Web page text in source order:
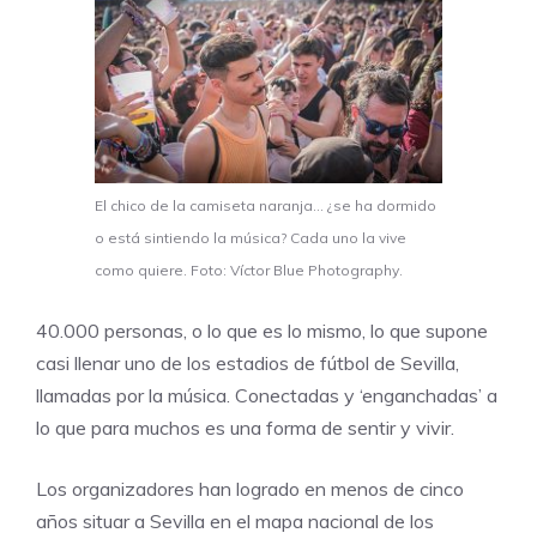
El chico de la camiseta naranja… ¿se ha dormido
o está sintiendo la música? Cada uno la vive
como quiere. Foto: Víctor Blue Photography.
40.000 personas, o lo que es lo mismo, lo que supone
casi llenar uno de los estadios de fútbol de Sevilla,
llamadas por la música. Conectadas y ‘enganchadas’ a
lo que para muchos es una forma de sentir y vivir.
Los organizadores han logrado en menos de cinco
años situar a Sevilla en el mapa nacional de los